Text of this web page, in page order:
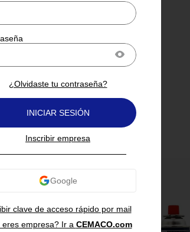
clave de acceso rápido por mail
¿Olvidaste tu contraseña?
INICIAR SESIÓN
Inscribir empresa
eres empresa? Ir a CEMACO.com
en una
Spidey.
ofrece
después del
divertido
rojo hacen
Con
ideal
arácnido.
una sola
proporciona
que
te puede interesar